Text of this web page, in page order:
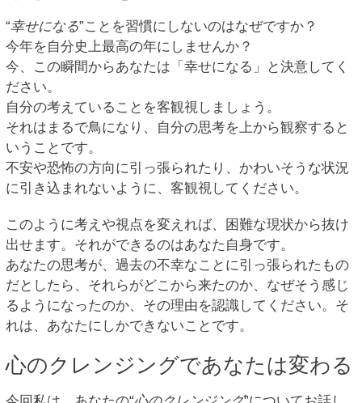
“幸せになる”ことを習慣にしないのはなぜですか？
今年を自分史上最高の年にしませんか？
今、この瞬間からあなたは「幸せになる」と決意してく
ださい。
自分の考えていることを客観視しましょう。
それはまるで鳥になり、自分の思考を上から観察すると
いうことです。
不安や恐怖の方向に引っ張られたり、かわいそうな状況
に引き込まれないように、客観視してください。
このように考えや視点を変えれば、困難な現状から抜け
出せます。それができるのはあなた自身です。
あなたの思考が、過去の不幸なことに引っ張られたもの
だとしたら、それらがどこから来たのか、なぜそう感じ
るようになったのか、その理由を認識してください。そ
れは、あなたにしかできないことです。
心のクレンジングであなたは変わる